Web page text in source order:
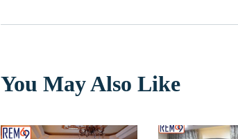
You May Also Like